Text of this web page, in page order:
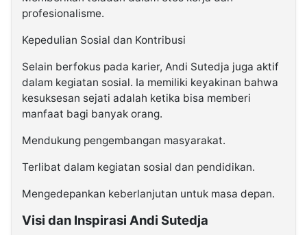
profesionalisme.
Kepedulian Sosial dan Kontribusi
Selain berfokus pada karier, Andi Sutedja juga aktif
dalam kegiatan sosial. Ia memiliki keyakinan bahwa
kesuksesan sejati adalah ketika bisa memberi
manfaat bagi banyak orang.
Mendukung pengembangan masyarakat.
Terlibat dalam kegiatan sosial dan pendidikan.
Mengedepankan keberlanjutan untuk masa depan.
Visi dan Inspirasi Andi Sutedja